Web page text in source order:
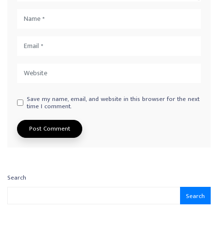
Save my name, email, and website in this browser for the next
time I comment.
Search
Search